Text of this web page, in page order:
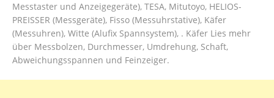
Messtaster und Anzeigegeräte), TESA, Mitutoyo, HELIOS-
PREISSER (Messgeräte), Fisso (Messuhrstative), Käfer
(Messuhren), Witte (Alufix Spannsystem), . Käfer Lies mehr
über Messbolzen, Durchmesser, Umdrehung, Schaft,
Abweichungsspannen und Feinzeiger.